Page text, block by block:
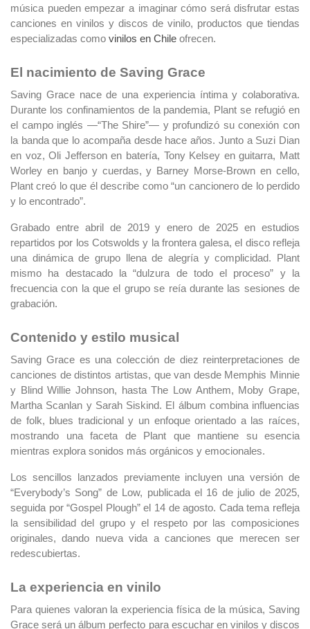
música pueden empezar a imaginar cómo será disfrutar estas
canciones en vinilos y discos de vinilo, productos que tiendas
especializadas como vinilos en Chile ofrecen.
El nacimiento de Saving Grace
Saving Grace nace de una experiencia íntima y colaborativa.
Durante los confinamientos de la pandemia, Plant se refugió en
el campo inglés —“The Shire”— y profundizó su conexión con
la banda que lo acompaña desde hace años. Junto a Suzi Dian
en voz, Oli Jefferson en batería, Tony Kelsey en guitarra, Matt
Worley en banjo y cuerdas, y Barney Morse-Brown en cello,
Plant creó lo que él describe como “un cancionero de lo perdido
y lo encontrado”.
Grabado entre abril de 2019 y enero de 2025 en estudios
repartidos por los Cotswolds y la frontera galesa, el disco refleja
una dinámica de grupo llena de alegría y complicidad. Plant
mismo ha destacado la “dulzura de todo el proceso” y la
frecuencia con la que el grupo se reía durante las sesiones de
grabación.
Contenido y estilo musical
Saving Grace es una colección de diez reinterpretaciones de
canciones de distintos artistas, que van desde Memphis Minnie
y Blind Willie Johnson, hasta The Low Anthem, Moby Grape,
Martha Scanlan y Sarah Siskind. El álbum combina influencias
de folk, blues tradicional y un enfoque orientado a las raíces,
mostrando una faceta de Plant que mantiene su esencia
mientras explora sonidos más orgánicos y emocionales.
Los sencillos lanzados previamente incluyen una versión de
“Everybody’s Song” de Low, publicada el 16 de julio de 2025,
seguida por “Gospel Plough” el 14 de agosto. Cada tema refleja
la sensibilidad del grupo y el respeto por las composiciones
originales, dando nueva vida a canciones que merecen ser
redescubiertas.
La experiencia en vinilo
Para quienes valoran la experiencia física de la música, Saving
Grace será un álbum perfecto para escuchar en vinilos y discos